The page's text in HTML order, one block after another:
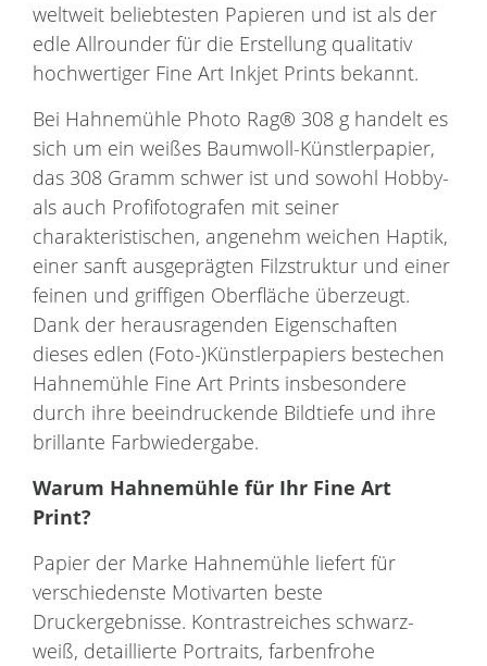
weltweit beliebtesten Papieren und ist als der
edle Allrounder für die Erstellung qualitativ
hochwertiger Fine Art Inkjet Prints bekannt.
Bei Hahnemühle Photo Rag® 308 g handelt es
sich um ein weißes Baumwoll-Künstlerpapier,
das 308 Gramm schwer ist und sowohl Hobby-
als auch Profifotografen mit seiner
charakteristischen, angenehm weichen Haptik,
einer sanft ausgeprägten Filzstruktur und einer
feinen und griffigen Oberfläche überzeugt.
Dank der herausragenden Eigenschaften
dieses edlen (Foto-)Künstlerpapiers bestechen
Hahnemühle Fine Art Prints insbesondere
durch ihre beeindruckende Bildtiefe und ihre
brillante Farbwiedergabe.
Warum Hahnemühle für Ihr Fine Art
Print?
Papier der Marke Hahnemühle liefert für
verschiedenste Motivarten beste
Druckergebnisse. Kontrastreiches schwarz-
weiß, detaillierte Portraits, farbenfrohe